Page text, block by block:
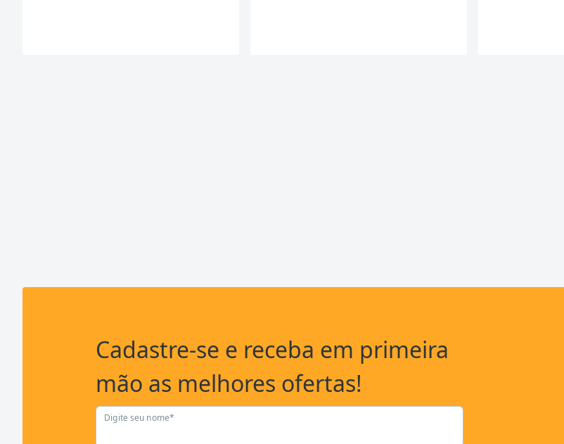
Cadastre-se e receba em primeira
mão as melhores ofertas!
Digite seu nome*